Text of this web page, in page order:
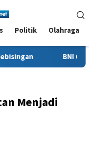
Politik Olahraga
Catat Fundamental
Menjadi